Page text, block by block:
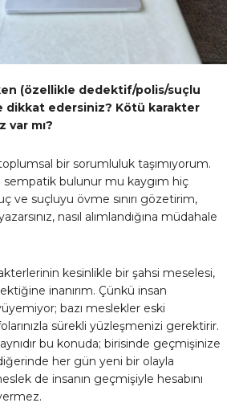
(özellikle dedektif/polis/suçlu
dikkat edersiniz? Kötü karakter
var mı?
bir sorumluluk taşımıyorum.
sempatik bulunur mu kaygım hiç
ve suçluyu övme sınırı gözetirim,
nasıl alımlandığına müdahale
kesinlikle bir şahsi meselesi,
inanırım. Çünkü insan
bazı meslekler eski
sürekli yüzleşmenizi gerektirir.
bu konuda; birisinde geçmişinize
her gün yeni bir olayla
de insanın geçmişiyle hesabını